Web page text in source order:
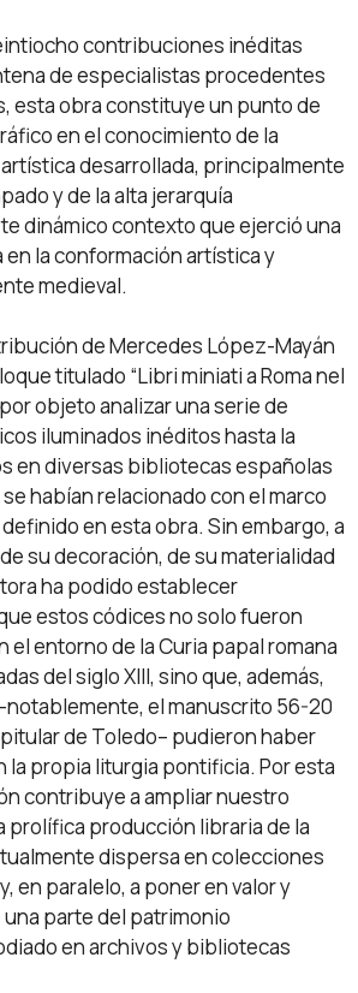
contribuciones inéditas
de especialistas procedentes
esta obra constituye un punto de
en el conocimiento de la
desarrollada, principalmente
y de la alta jerarquía
dinámico contexto que ejerció una
la conformación artística y
medieval.
de Mercedes López-Mayán
titulado “Libri miniati a Roma nel
objeto analizar una serie de
iluminados inéditos hasta la
en diversas bibliotecas españolas
habían relacionado con el marco
en esta obra. Sin embargo, a
su decoración, de su materialidad
ha podido establecer
estos códices no solo fueron
el entorno de la Curia papal romana
del siglo XIII, sino que, además,
el manuscrito 56-20
de Toledo– pudieron haber
la propia liturgia pontificia. Por esta
contribuye a ampliar nuestro
prolífica producción libraria de la
dispersa en colecciones
en paralelo, a poner en valor y
parte del patrimonio
en archivos y bibliotecas